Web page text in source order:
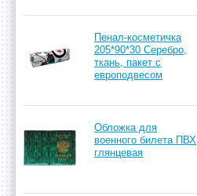
Пенал-косметичка
205*90*30 Серебро,
ткань, пакет с
европодвесом
Обложка для
военного билета ПВХ
глянцевая